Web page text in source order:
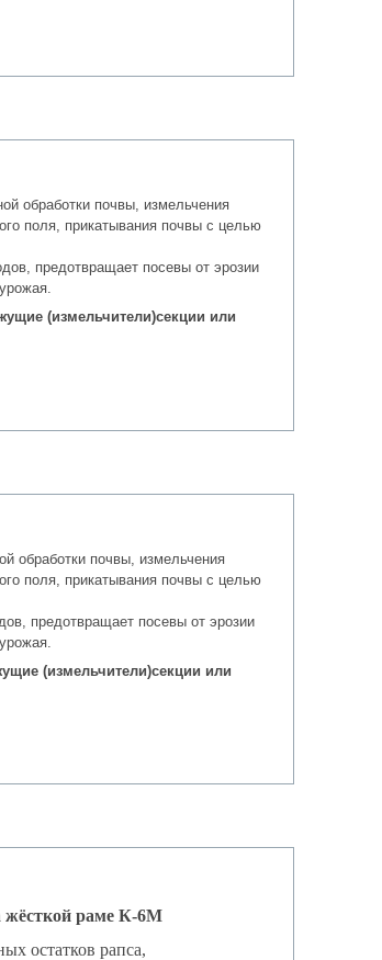
обработки почвы, измельчения
поля, прикатывания почвы с целью
предотвращает посевы от эрозии
(измельчители)секции или
обработки почвы, измельчения
поля, прикатывания почвы с целью
предотвращает посевы от эрозии
(измельчители)секции или
жёсткой раме К-6М
остатков рапса,